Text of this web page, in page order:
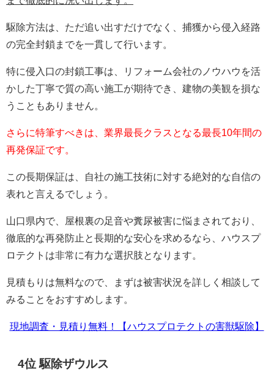
駆除方法は、ただ追い出すだけでなく、捕獲から侵入経路
の完全封鎖までを一貫して行います。
特に侵入口の封鎖工事は、リフォーム会社のノウハウを活
かした丁寧で質の高い施工が期待でき、建物の美観を損な
うこともありません。
さらに特筆すべきは、業界最長クラスとなる最長10年間の
再発保証です。
この長期保証は、自社の施工技術に対する絶対的な自信の
表れと言えるでしょう。
山口県内で、屋根裏の足音や糞尿被害に悩まされており、
徹底的な再発防止と長期的な安心を求めるなら、ハウスプ
ロテクトは非常に有力な選択肢となります。
見積もりは無料なので、まずは被害状況を詳しく相談して
みることをおすすめします。
現地調査・見積り無料！【ハウスプロテクトの害獣駆除】
4位 駆除ザウルス